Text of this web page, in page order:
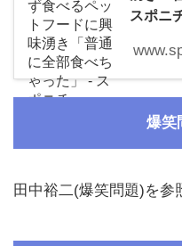
スポニ
爆笑
田中裕二(爆笑問題)を参